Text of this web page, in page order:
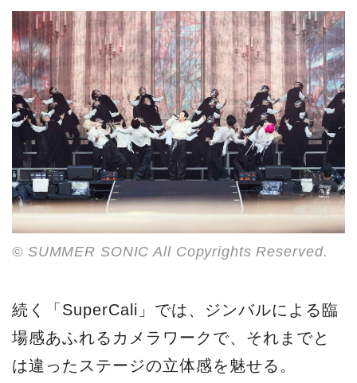
© SUMMER SONIC All Copyrights Reserved.
続く「SuperCali」では、ジンバルによる臨
場感あふれるカメラワークで、それまでと
は違ったステージの立体感を魅せる。